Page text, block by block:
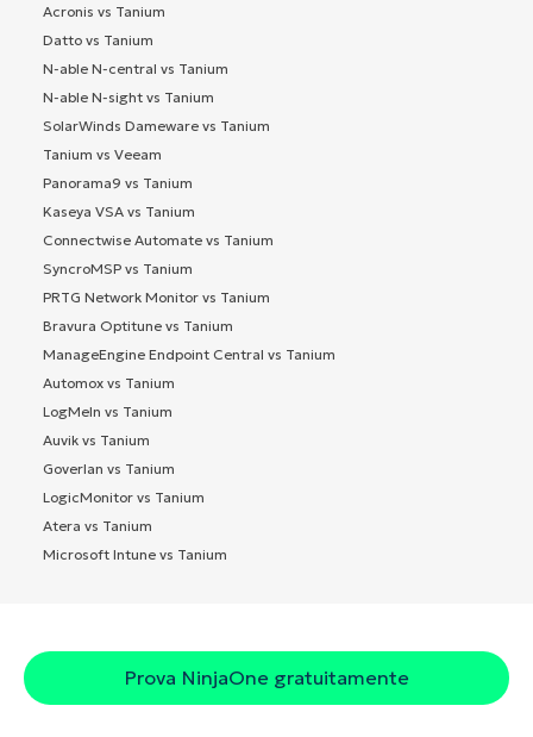
Acronis vs Tanium
Datto vs Tanium
N-able N-central vs Tanium
N-able N-sight vs Tanium
SolarWinds Dameware vs Tanium
Tanium vs Veeam
Panorama9 vs Tanium
Kaseya VSA vs Tanium
Connectwise Automate vs Tanium
SyncroMSP vs Tanium
PRTG Network Monitor vs Tanium
Bravura Optitune vs Tanium
ManageEngine Endpoint Central vs Tanium
Automox vs Tanium
LogMeIn vs Tanium
Auvik vs Tanium
Goverlan vs Tanium
LogicMonitor vs Tanium
Atera vs Tanium
Microsoft Intune vs Tanium
Prova NinjaOne gratuitamente